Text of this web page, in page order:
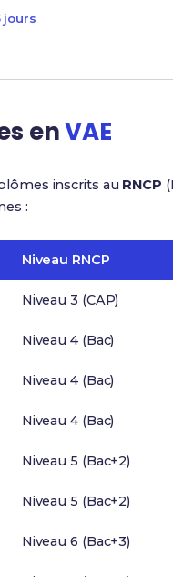
jours
enVAE
inscrits au RNCP
:
Niveau RNCP
Niveau 3 (CAP)
Niveau 4 (Bac)
Niveau 4 (Bac)
Niveau 4 (Bac)
Niveau 5 (Bac+2)
Niveau 5 (Bac+2)
Niveau 6 (Bac+3)